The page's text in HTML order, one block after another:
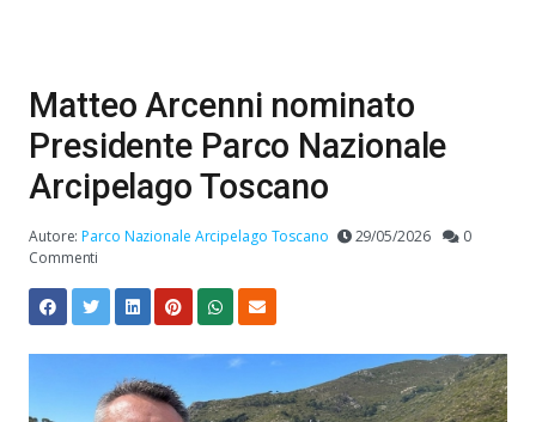
Matteo Arcenni nominato
Presidente Parco Nazionale
Arcipelago Toscano
Autore:Parco Nazionale Arcipelago Toscano 29/05/2026
0
Commenti